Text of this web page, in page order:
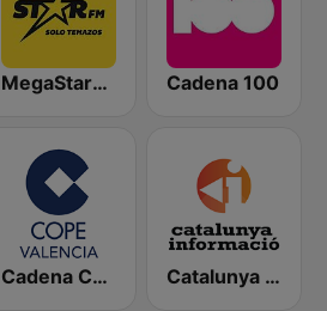
MegaStarFM Cadena 100
Cadena COPE Valencia Catalunya Informació